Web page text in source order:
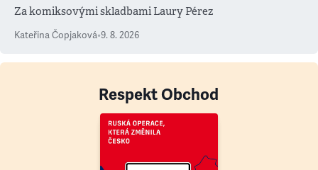
Za komiksovými skladbami Laury Pérez
Kateřina Čopjaková•9. 8. 2026
Respekt Obchod